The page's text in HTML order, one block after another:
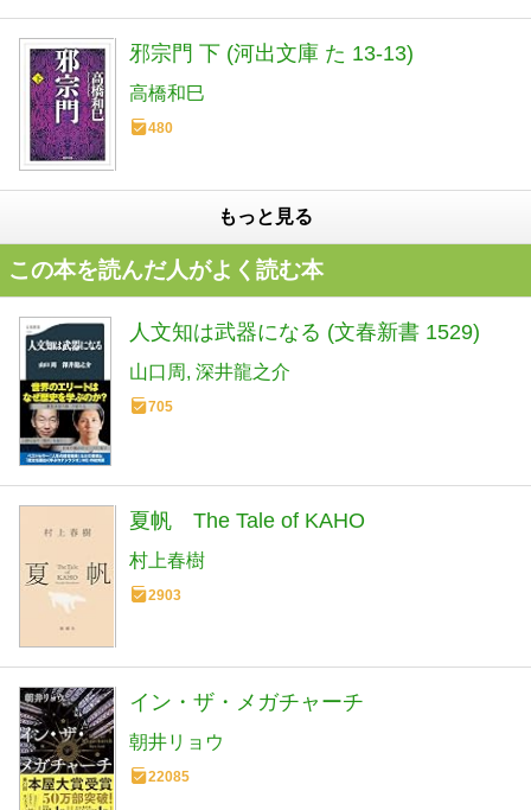
邪宗門 下 (河出文庫 た 13-13)
高橋和巳
480
もっと見る
この本を読んだ人がよく読む本
人文知は武器になる (文春新書 1529)
山口周 深井龍之介
705
夏帆 The Tale of KAHO
村上春樹
2903
イン・ザ・メガチャーチ
朝井リョウ
22085